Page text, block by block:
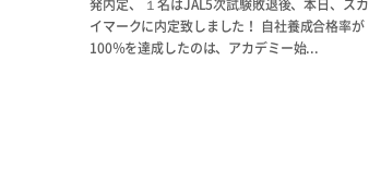
発内定、 １名はJAL5次試験敗退後、本日、スカ
イマークに内定致しました！ 自社養成合格率が
100％を達成したのは、アカデミー始...